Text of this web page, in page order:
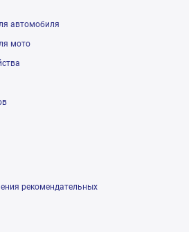
автомобиля
мото
рекомендательных